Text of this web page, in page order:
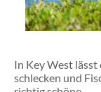
In Key West lässt
schlecken und